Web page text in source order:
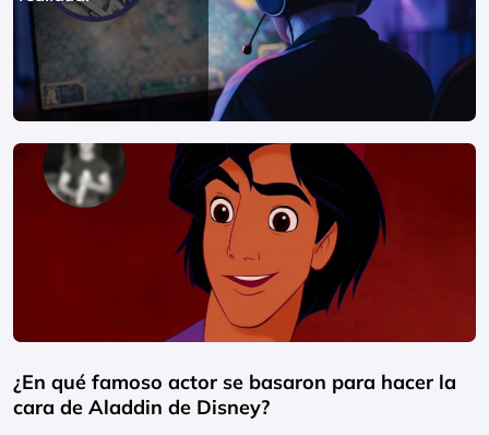
¿En qué famoso actor se basaron para hacer la
cara de Aladdin de Disney?